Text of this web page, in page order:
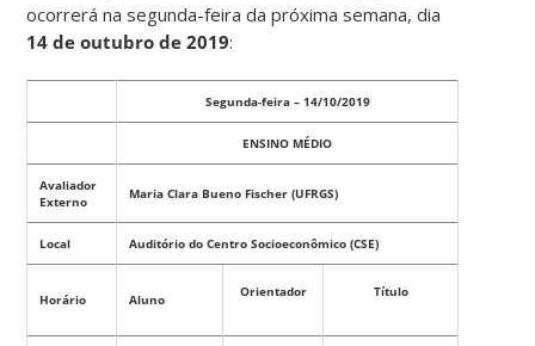
ocorrerá na segunda-feira da próxima semana, dia
14 de outubro de 2019:
Segunda-feira – 14/10/2019
ENSINO MÉDIO
Avaliador
Externo
Maria Clara Bueno Fischer (UFRGS)
Local Auditório do Centro Socioeconômico (CSE)
Horário Aluno Orientador Título